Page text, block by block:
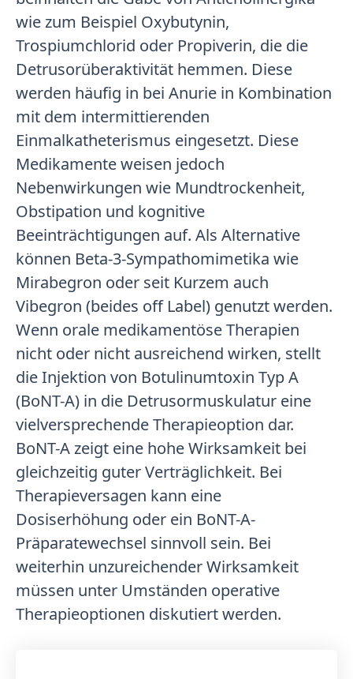
wie zum Beispiel Oxybutynin,
Trospiumchlorid oder Propiverin, die die
Detrusorüberaktivität hemmen. Diese
werden häufig in bei Anurie in Kombination
mit dem intermittierenden
Einmalkatheterismus eingesetzt. Diese
Medikamente weisen jedoch
Nebenwirkungen wie Mundtrockenheit,
Obstipation und kognitive
Beeinträchtigungen auf. Als Alternative
können Beta-3-Sympathomimetika wie
Mirabegron oder seit Kurzem auch
Vibegron (beides off Label) genutzt werden.
Wenn orale medikamentöse Therapien
nicht oder nicht ausreichend wirken, stellt
die Injektion von Botulinumtoxin Typ A
(BoNT-A) in die Detrusormuskulatur eine
vielversprechende Therapieoption dar.
BoNT-A zeigt eine hohe Wirksamkeit bei
gleichzeitig guter Verträglichkeit. Bei
Therapieversagen kann eine
Dosiserhöhung oder ein BoNT-A-
Präparatewechsel sinnvoll sein. Bei
weiterhin unzureichender Wirksamkeit
müssen unter Umständen operative
Therapieoptionen diskutiert werden.